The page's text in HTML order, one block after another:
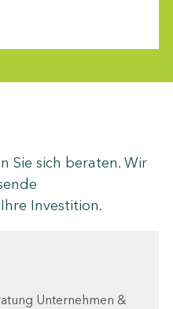
Sie sich beraten. Wir
Investition.
Unternehmen &